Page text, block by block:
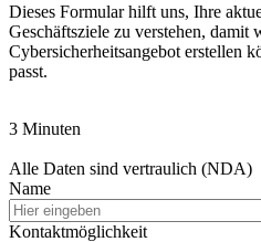
Dieses Formular hilft uns, Ihre
Geschäftsziele zu verstehen, damit
Cybersicherheitsangebot erstellen
passt.
3 Minuten
Alle Daten sind vertraulich (NDA)
Name
Kontaktmöglichkeit